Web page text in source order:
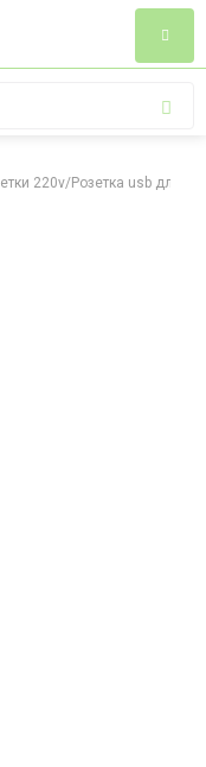
220v/Розетка usb для